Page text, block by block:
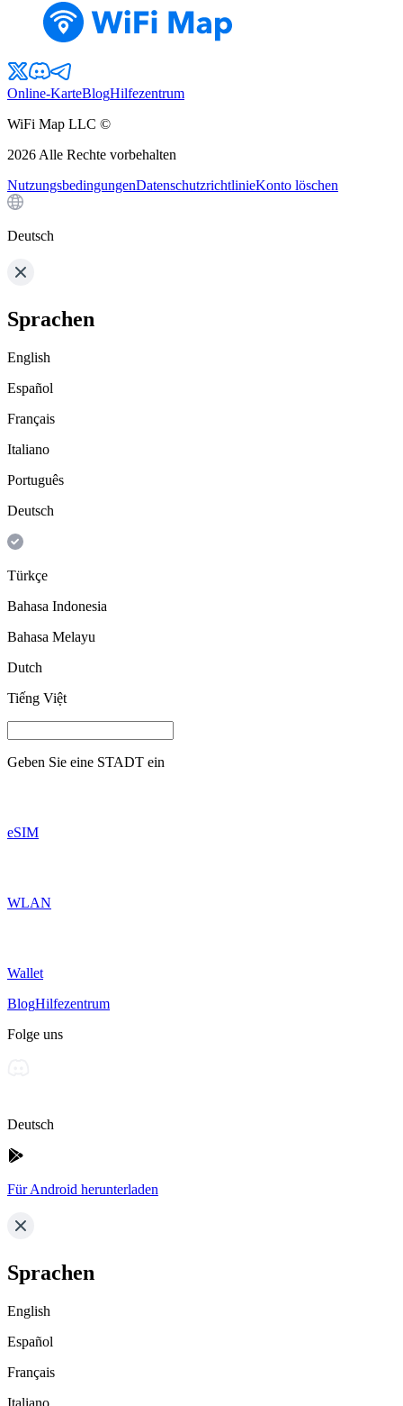
Online-KarteBlogHilfezentrum
WiFi Map LLC ©
2026 Alle Rechte vorbehalten
NutzungsbedingungenDatenschutzrichtlinieKonto löschen
Deutsch
Sprachen
English
Español
Français
Italiano
Português
Deutsch
Türkçe
Bahasa Indonesia
Bahasa Melayu
Dutch
Tiếng Việt
Geben Sie eine STADT ein
eSIM
WLAN
Wallet
BlogHilfezentrum
Folge uns
Deutsch
Für Android herunterladen
Sprachen
English
Español
Français
Italiano